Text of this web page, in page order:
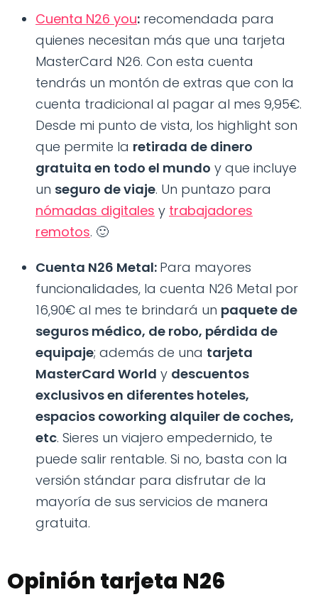
Cuenta N26 you: recomendada para
quienes necesitan más que una tarjeta
MasterCard N26. Con esta cuenta
tendrás un montón de extras que con la
cuenta tradicional al pagar al mes 9,95€.
Desde mi punto de vista, los highlight son
que permite la retirada de dinero
gratuita en todo el mundo y que incluye
un seguro de viaje. Un puntazo para
nómadas digitales y trabajadores
remotos. 🙂
Cuenta N26 Metal: Para mayores
funcionalidades, la cuenta N26 Metal por
16,90€ al mes te brindará un paquete de
seguros médico, de robo, pérdida de
equipaje; además de una tarjeta
MasterCard World y descuentos
exclusivos en diferentes hoteles,
espacios coworking alquiler de coches,
etc. Sieres un viajero empedernido, te
puede salir rentable. Si no, basta con la
versión stándar para disfrutar de la
mayoría de sus servicios de manera
gratuita.
Opinión tarjeta N26